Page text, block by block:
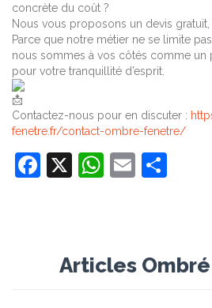
concrète du coût ?
Nous vous proposons un devis gratuit,
Parce que notre métier ne se limite
nous sommes à vos côtés comme un
pour votre tranquillité d’esprit.
Contactez-nous pour en discuter :
fenetre.fr/contact-ombre-fenetre/
Facebook
X WhatsApp
Email
Articles